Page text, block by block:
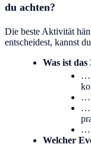
du achten?
Die beste Aktivität
entscheidest, kannst
Was ist das
…
…
…
…
Welcher